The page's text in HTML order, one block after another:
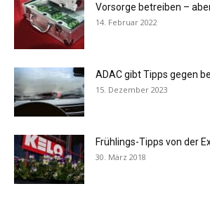
Vorsorge betreiben –
14. Februar 2022
ADAC gibt Tipps gegen
15. Dezember 2023
Frühlings-Tipps von der
30. März 2018